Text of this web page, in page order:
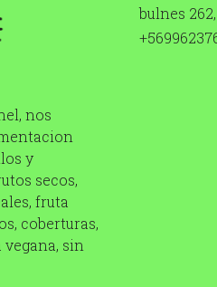
nos
y
secos,
fruta
coberturas,
sin
bulnes 262,